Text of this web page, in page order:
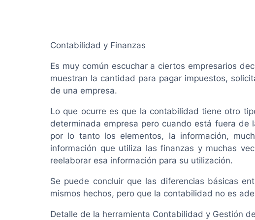
Contabilidad y Finanzas
Es muy común escuchar a ciertos empresarios
muestran la cantidad para pagar impuestos,
de una empresa.
Lo que ocurre es que la contabilidad tiene otro
determinada empresa pero cuando está fuera
por lo tanto los elementos, la información,
información que utiliza las finanzas y muchas
reelaborar esa información para su utilización.
Se puede concluir que las diferencias básicas
mismos hechos, pero que la contabilidad no es
Detalle de la herramienta Contabilidad y Gestión